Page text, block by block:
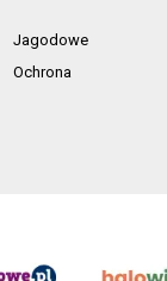
Jagodowe
Ochrona